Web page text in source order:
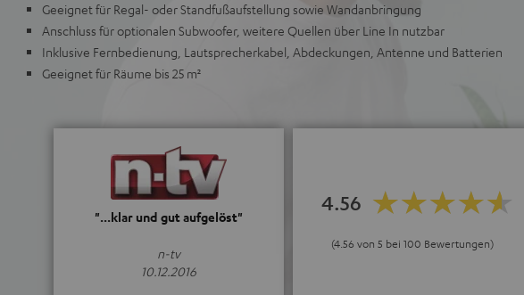
Geeignet für Regal- oder Standfußaufstellung sowie Wandanbringung
Anschluss für optionalen Subwoofer, weitere Quellen über Line In nutzbar
Inklusive Fernbedienung, Lautsprecherkabel, Abdeckungen, Antenne und Batterien
Geeignet für Räume bis 25 m²
"...klar und gut aufgelöst"
n-tv
10.12.2016
4.56
(4.56 von 5 bei 100 Bewertungen)